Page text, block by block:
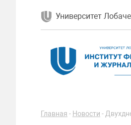
Университет
Главная - Новости -